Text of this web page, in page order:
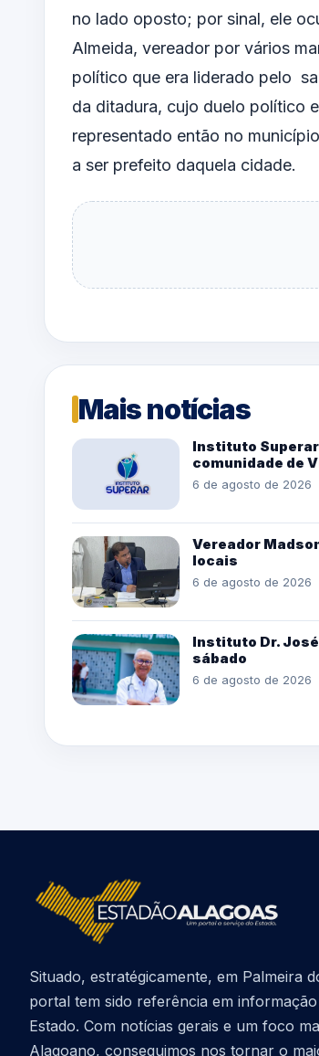
no lado oposto; por sinal, ele
Almeida, vereador por vários
político que era liderado pelo
da ditadura, cujo duelo político
representado então no
a ser prefeito daquela cidade.
Mais notícias
Instituto
comunidade de
6 de agosto de 2026
Vereador
locais
6 de agosto de 2026
Instituto Dr.
sábado
6 de agosto de 2026
Situado, estratégicamente, em Palmeira
portal tem sido referência em
Estado. Com notícias gerais e um foco
Alagoano, conseguimos nos tornar o